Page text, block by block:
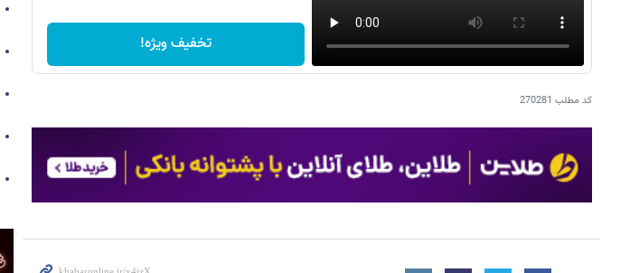
تخفیف ویژه!
کد مطلب 270281